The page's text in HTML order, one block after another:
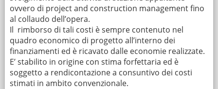
ovvero di project and construction management fino
al collaudo dell’opera.
Il rimborso di tali costi è sempre contenuto nel
quadro economico di progetto all’interno dei
finanziamenti ed è ricavato dalle economie realizzate.
E’ stabilito in origine con stima forfettaria ed è
soggetto a rendicontazione a consuntivo dei costi
stimati in ambito convenzionale.